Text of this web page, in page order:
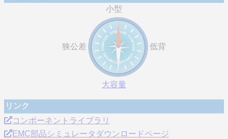
小型
狭公差 低背
大容量
リンク
コンポーネントライブラリ
EMC部品シミュレータダウンロードページ